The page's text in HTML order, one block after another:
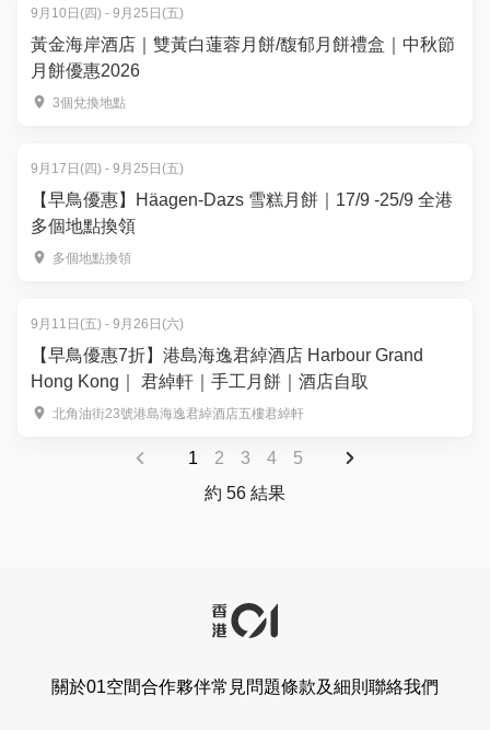
9月10日(四) - 9月25日(五)
黃金海岸酒店｜雙黃白蓮蓉月餅/馥郁月餅禮盒｜中秋節
月餅優惠2026
3個兌換地點
9月17日(四) - 9月25日(五)
【早鳥優惠】Häagen-Dazs 雪糕月餅｜17/9 -25/9 全港
多個地點換領
多個地點換領
9月11日(五) - 9月26日(六)
【早鳥優惠7折】港島海逸君綽酒店 Harbour Grand
Hong Kong｜ 君綽軒｜手工月餅｜酒店自取
北角油街23號港島海逸君綽酒店五樓君綽軒
1 2 3 4
5
約 56 結果
關於01空間合作夥伴常見問題條款及細則 聯絡我們